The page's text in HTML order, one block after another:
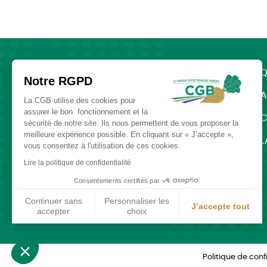
SUIVEZ-NOUS :
CGB : 43 – 45 Rue de Naples 75008
Paris
Politique de
Notre RGPD
La CGB utilise des cookies pour
assurer le bon fonctionnement et la
sécurité de notre site. Ils nous permettent de vous proposer la
meilleure expérience possible. En cliquant sur « J’accepte »,
vous consentez à l'utilisation de ces cookies.
Lire la politique de confidentialité
Consentements certifiés par
Continuer sans
accepter
Personnaliser les
choix
J’accepte tout
Notre plateforme vous permet d'adapter et de gérer vos